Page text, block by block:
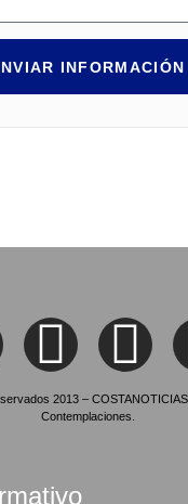
INFORMACIÓN
2013 –
Contemplaciones.